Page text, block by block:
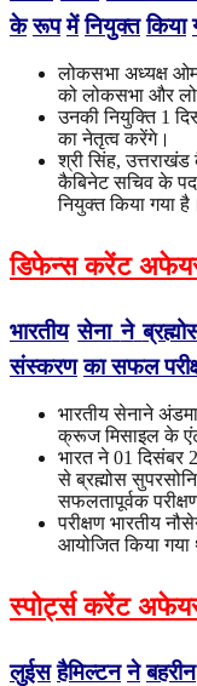
के रूप में नियुक्त किया
लोकसभा अध्यक्ष ओम
को लोकसभा और
उनकी नियुक्ति 1
का नेतृत्व करेंगे।
श्री सिंह,
कैबिनेट सचिव के
नियुक्त किया गया है।
डिफेन्स करेंट
भारतीय सेना ने
संस्करण का सफल
भारतीय सेनाने
क्रूज मिसाइल के
भारत ने 01 दिसंबर
से ब्रह्मोस
सफलतापूर्वक
परीक्षण भारतीय
आयोजित किया गया
स्पोर्ट्स करेंट
लुईस हैमिल्टन ने बहरीन